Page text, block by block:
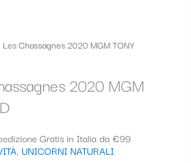
Chassagnes 2020 MGM TONY
2020 MGM
Gratis in Italia da €99
, UNICORNI NATURALI